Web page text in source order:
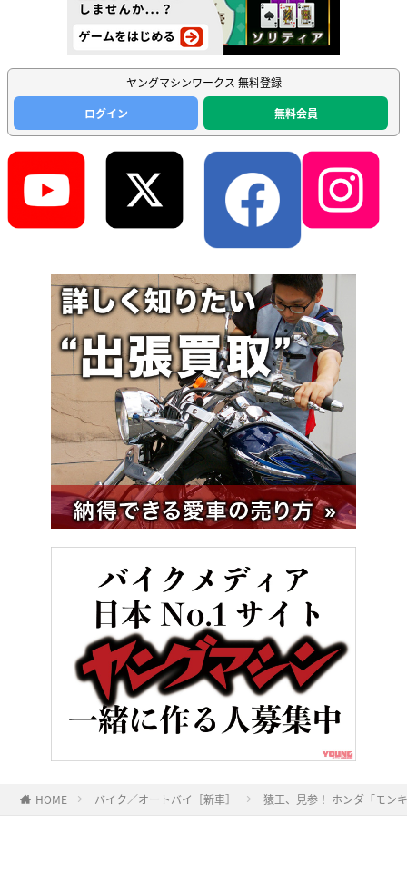
ヤングマシンワークス 無料登録
ログイン
無料会員
HOME バイク／オートバイ［新車］ 猿王、見参！ ホンダ「モン